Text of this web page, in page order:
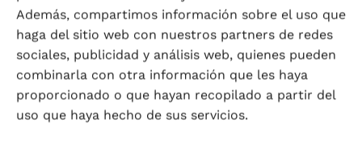
Además, compartimos información sobre el uso que
haga del sitio web con nuestros partners de redes
sociales, publicidad y análisis web, quienes pueden
combinarla con otra información que les haya
proporcionado o que hayan recopilado a partir del
uso que haya hecho de sus servicios.
envase se podrán juntar las diferentes
piezas de puzzle y construir una
increíble imagen de todos los
personajes de la película.
Álbum y fichas para coleccionar: en
cada envase hay una ficha recortable